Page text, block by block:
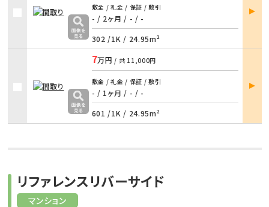
敷金 / 礼金 / 保証 / 敷引
- / 2ヶ月 / - / -
302 /1K / 24.95m²
部屋
詳細
7万円 / 共 11,000円
敷金 / 礼金 / 保証 / 敷引
- / 1ヶ月 / - / -
601 /1K / 24.95m²
部屋
詳細
マンション
リファレンスリバーサイド